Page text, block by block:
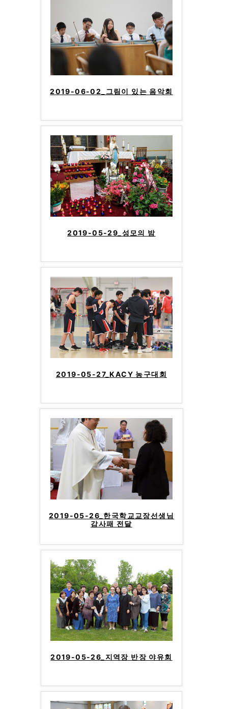
2019-06-02_그림이 있는 음악회
2019-05-29_성모의 밤
2019-05-27_KACY 농구대회
2019-05-26_한국학교교장선생님
감사패 전달
2019-05-26_지역장 반장 야유회